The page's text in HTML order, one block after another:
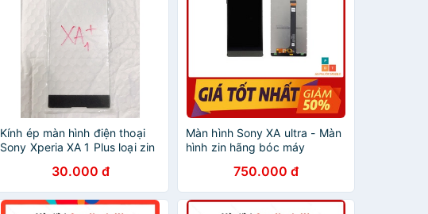
Kính ép màn hình điện thoại
Sony Xperia XA 1 Plus loại zin
30.000 đ
Màn hình Sony XA ultra - Màn
hình zin hãng bóc máy
750.000 đ